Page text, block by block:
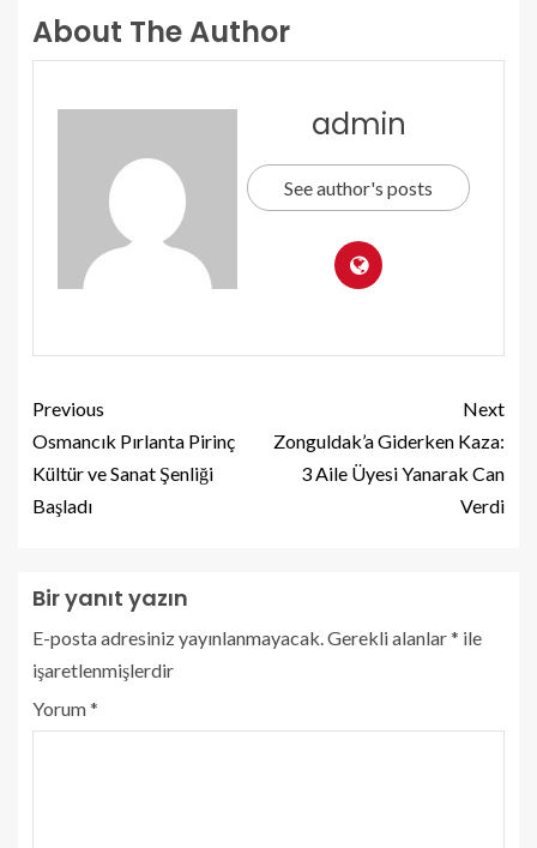
About The Author
admin
See author's posts
Previous
Osmancık Pırlanta Pirinç
Kültür ve Sanat Şenliği
Başladı
Next
Zonguldak’a Giderken Kaza:
3 Aile Üyesi Yanarak Can
Verdi
Bir yanıt yazın
E-posta adresiniz yayınlanmayacak.Gerekli alanlar* ile
işaretlenmişlerdir
Yorum*